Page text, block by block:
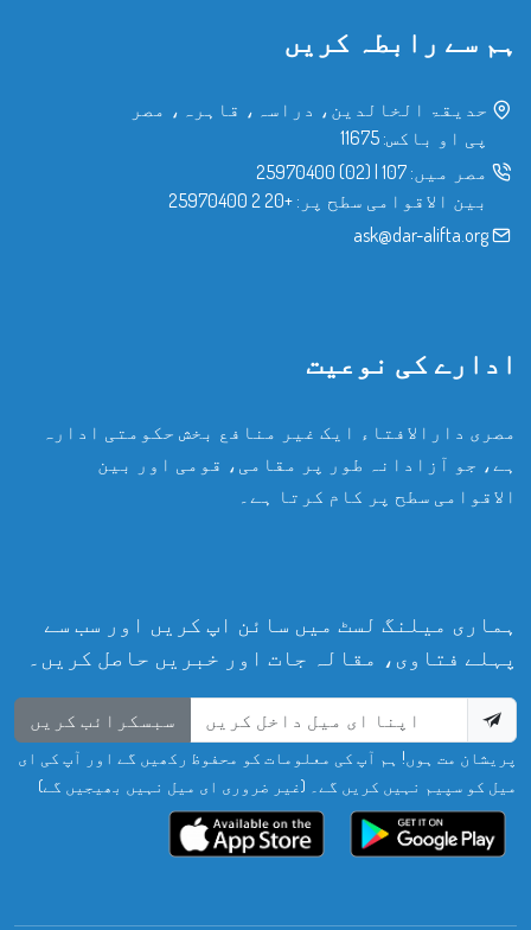
ہم سے رابطہ کریں
حدیقۃ الخالدین، دراسہ، قاہرہ، مصر
پی او باکس: 11675
مصر میں: 107
|
(02) 25970400
بین الاقوامی سطح پر: +20 2 25970400
ask@dar-alifta.org
ادارے کی نوعیت
مصری دارالافتاء ایک غیر منافع بخش حکومتی ادارہ
ہے، جو آزادانہ طور پر مقامی، قومی اور بین
الاقوامی سطح پر کام کرتا ہے۔
ہماری میلنگ لسٹ میں سائن اپ کریں اور سب سے
پہلے فتاوی، مقالہ جات اور خبریں حاصل کریں۔
سبسکرائب کریں
پریشان مت ہوں! ہم آپ کی معلومات کو محفوظ رکھیں گے اور آپ کی ای
میل کو سپیم نہیں کریں گے۔ (غیر ضروری ای میل نہیں بھیجیں گے)